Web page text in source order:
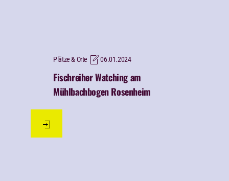
Plätze & Orte 06.01.2024
Fischreiher Watching am
Mühlbachbogen Rosenheim